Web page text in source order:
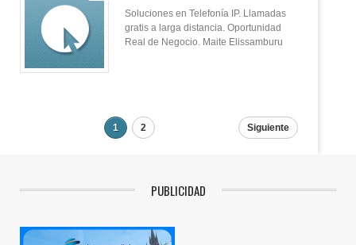
Soluciones en Telefonía IP. Llamadas
gratis a larga distancia. Oportunidad
Real de Negocio. Maite Elissamburu
1 2 Siguiente
PUBLICIDAD